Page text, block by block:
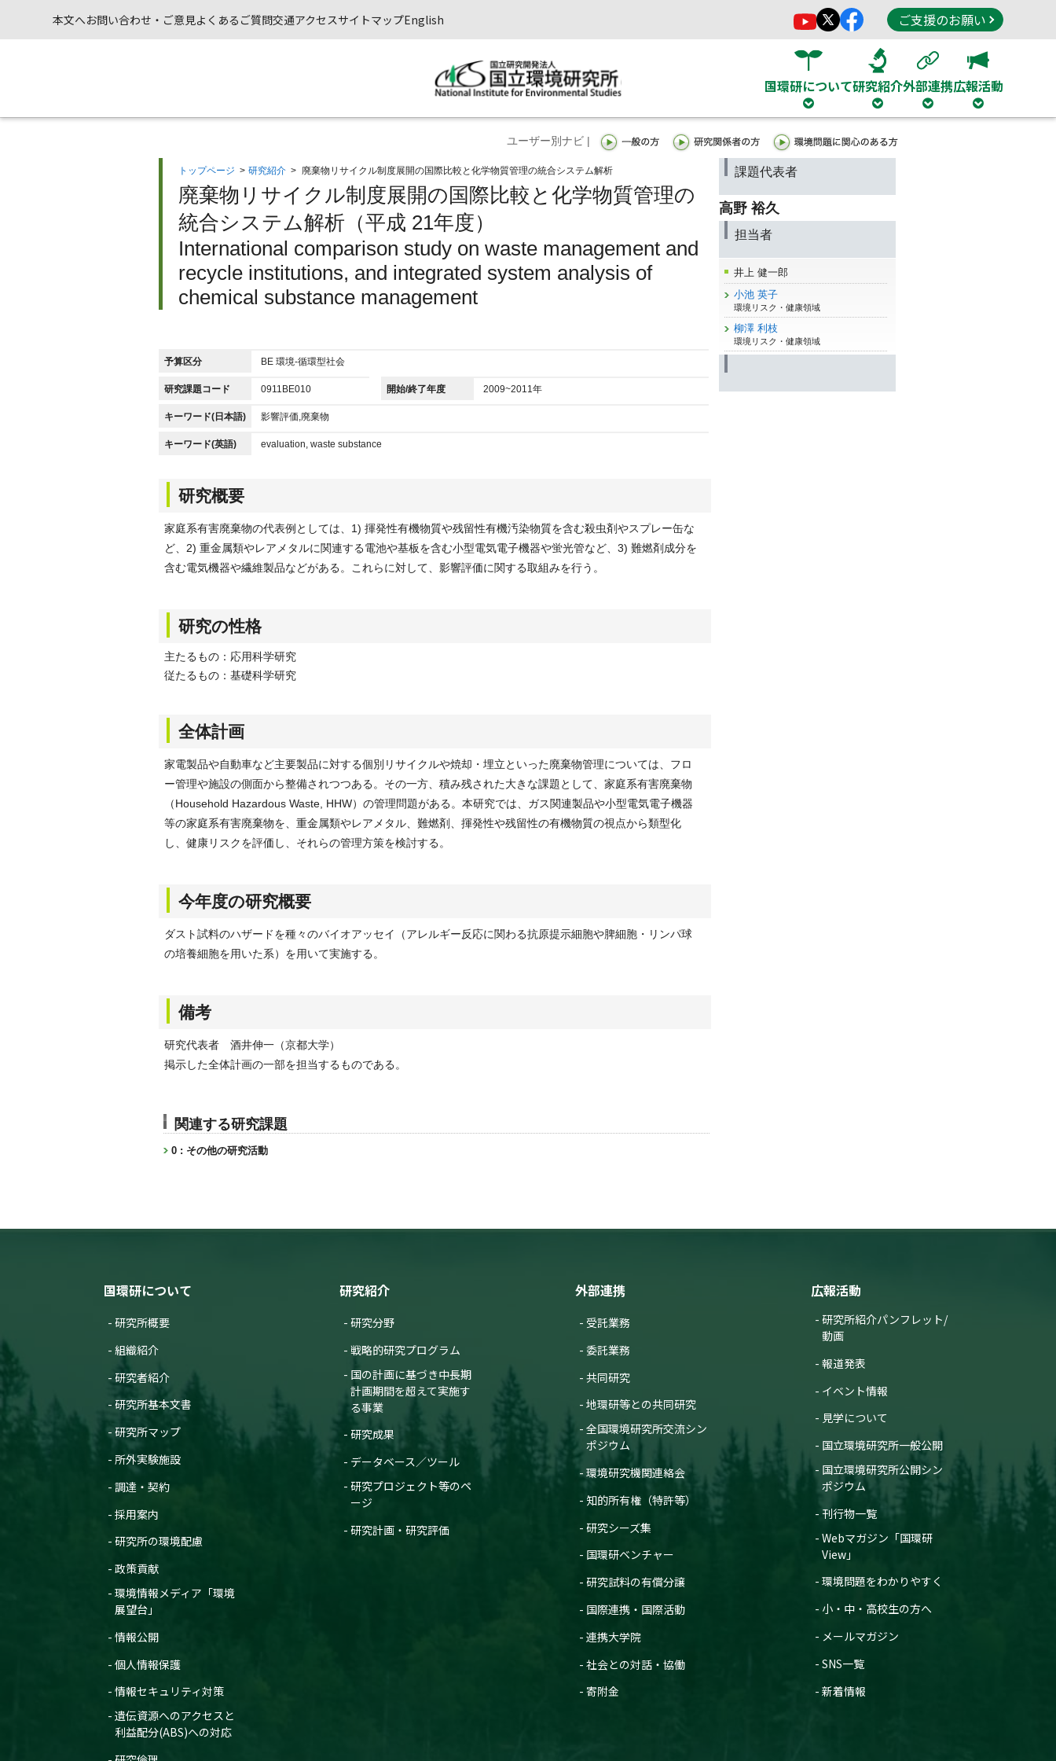
本文へお問い合わせ・ご意見よくあるご質問交通アクセスサイトマップEnglish ご支援のお願い
国環研について研究紹介外部連携広報活動
ユーザー別ナビ |
トップページ > 研究紹介 > 廃棄物リサイクル制度展開の国際比較と化学物質管理の統合システム解析
廃棄物リサイクル制度展開の国際比較と化学物質管理の
統合システム解析（平成 21年度）
International comparison study on waste management and
recycle institutions, and integrated system analysis of
chemical substance management
予算区分 BE 環境-循環型社会
研究課題コード 0911BE010 開始/終了年度 2009~2011年
キーワード(日本語) 影響評価,廃棄物
キーワード(英語) evaluation, waste substance
研究概要
家庭系有害廃棄物の代表例としては、1) 揮発性有機物質や残留性有機汚染物質を含む殺虫剤やスプレー缶な
ど、2) 重金属類やレアメタルに関連する電池や基板を含む小型電気電子機器や蛍光管など、3) 難燃剤成分を
含む電気機器や繊維製品などがある。これらに対して、影響評価に関する取組みを行う。
研究の性格
主たるもの：応用科学研究
従たるもの：基礎科学研究
全体計画
家電製品や自動車など主要製品に対する個別リサイクルや焼却・埋立といった廃棄物管理については、フロ
ー管理や施設の側面から整備されつつある。その一方、積み残された大きな課題として、家庭系有害廃棄物
（Household Hazardous Waste, HHW）の管理問題がある。本研究では、ガス関連製品や小型電気電子機器
等の家庭系有害廃棄物を、重金属類やレアメタル、難燃剤、揮発性や残留性の有機物質の視点から類型化
し、健康リスクを評価し、それらの管理方策を検討する。
今年度の研究概要
ダスト試料のハザードを種々のバイオアッセイ（アレルギー反応に関わる抗原提示細胞や脾細胞・リンパ球
の培養細胞を用いた系）を用いて実施する。
備考
研究代表者 酒井伸一（京都大学）
掲示した全体計画の一部を担当するものである。
関連する研究課題
0 : その他の研究活動
課題代表者
高野 裕久
担当者
井上 健一郎
小池 英子
環境リスク・健康領域
柳澤 利枝
環境リスク・健康領域
国環研について
研究所概要
組織紹介
研究者紹介
研究所基本文書
研究所マップ
所外実験施設
調達・契約
採用案内
研究所の環境配慮
政策貢献
環境情報メディア「環境
展望台」
情報公開
個人情報保護
情報セキュリティ対策
遺伝資源へのアクセスと
利益配分(ABS)への対応
研究紹介
研究分野
戦略的研究プログラム
国の計画に基づき中長期
計画期間を超えて実施す
る事業
研究成果
データベース／ツール
研究プロジェクト等のペ
ージ
研究計画・研究評価
外部連携
受託業務
委託業務
共同研究
地環研等との共同研究
全国環境研究所交流シン
ポジウム
環境研究機関連絡会
知的所有権（特許等）
研究シーズ集
国環研ベンチャー
研究試料の有償分譲
国際連携・国際活動
連携大学院
社会との対話・協働
寄附金
広報活動
研究所紹介パンフレット/
動画
報道発表
イベント情報
見学について
国立環境研究所一般公開
国立環境研究所公開シン
ポジウム
刊行物一覧
Webマガジン「国環研
View」
環境問題をわかりやすく
小・中・高校生の方へ
メールマガジン
SNS一覧
新着情報